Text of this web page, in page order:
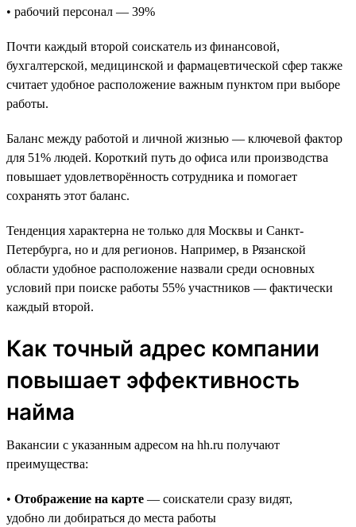
• рабочий персонал — 39%
Почти каждый второй соискатель из финансовой,
бухгалтерской, медицинской и фармацевтической сфер также
считает удобное расположение важным пунктом при выборе
работы.
Баланс между работой и личной жизнью — ключевой фактор
для 51% людей. Короткий путь до офиса или производства
повышает удовлетворённость сотрудника и помогает
сохранять этот баланс.
Тенденция характерна не только для Москвы и Санкт-
Петербурга, но и для регионов. Например, в Рязанской
области удобное расположение назвали среди основных
условий при поиске работы 55% участников — фактически
каждый второй.
Как точный адрес компании
повышает эффективность
найма
Вакансии с указанным адресом на hh.ru получают
преимущества:
• Отображение на карте — соискатели сразу видят,
удобно ли добираться до места работы